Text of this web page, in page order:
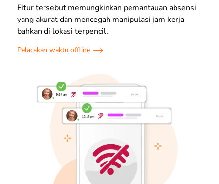
Fitur tersebut memungkinkan pemantauan absensi
yang akurat dan mencegah manipulasi jam kerja
bahkan di lokasi terpencil.
Pelacakan waktu offline